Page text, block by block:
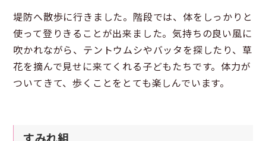
堤防へ散歩に行きました。階段では、体をしっかりと
使って登りきることが出来ました。気持ちの良い風に
吹かれながら、テントウムシやバッタを探したり、草
花を摘んで見せに来てくれる子どもたちです。体力が
ついてきて、歩くことをとても楽しんでいます。